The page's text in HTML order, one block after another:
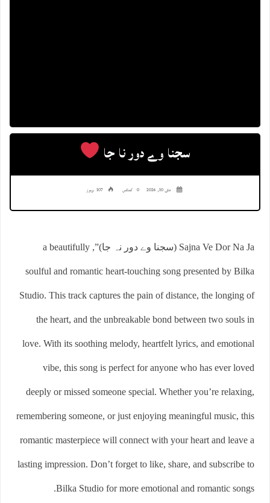
سجنا وے دور نا جا
مئی 10, 2026 0 کمنٹس 107 ویوز
Sajna Ve Dor Na Ja (سجنا وے دور نہ جا)”, a beautifully
soulful and romantic heart-touching song presented by Bilka
Studio. This track captures the pain of distance, the longing of
the heart, and the unbreakable bond between two souls in
love. With its soothing melody, heartfelt lyrics, and emotional
vibe, this song is perfect for anyone who has ever loved
deeply or missed someone special. Whether you’re relaxing,
remembering someone, or just enjoying meaningful music, this
romantic masterpiece will connect with your heart and leave a
lasting impression. Don’t forget to like, share, and subscribe to
Bilka Studio for more emotional and romantic songs.